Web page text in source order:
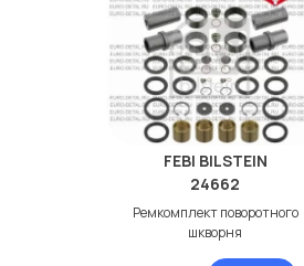
FEBI BILSTEIN
24662
Ремкомплект поворотного
шкворня